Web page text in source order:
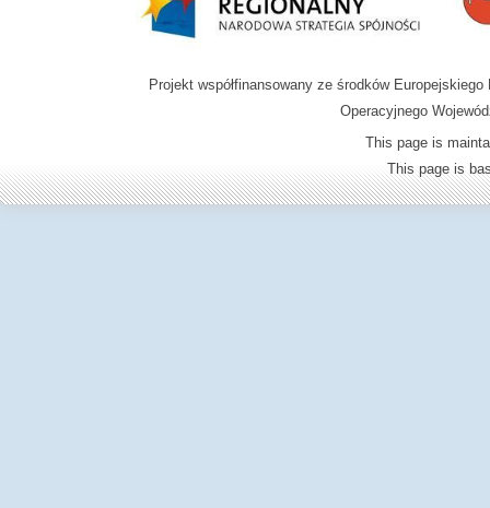
Projekt współfinansowany ze środków
Operacyjnego
This page is
This page is